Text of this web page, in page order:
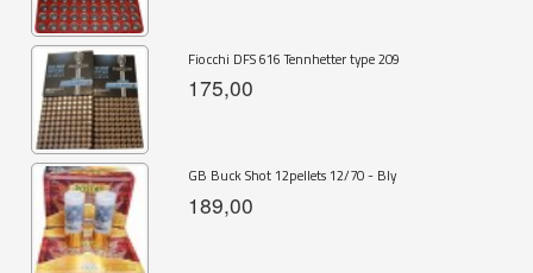
Fiocchi DFS 616 Tennhetter type 209
175,00
GB Buck Shot 12pellets 12/70 - Bly
189,00